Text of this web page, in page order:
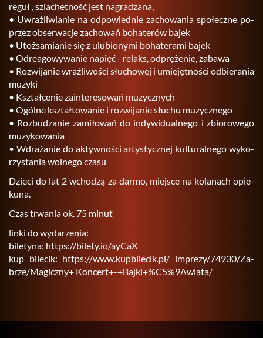
reguł , szla­chet­ność jest na­gra­dza­na,
• Uwraż­li­wia­nie na od­po­wied­nie za­cho­wa­nia spo­łecz­ne po­
przez ob­ser­wa­cje za­cho­wań bo­ha­te­rów bajek
• Utoż­sa­mia­nie się z ulu­bio­ny­mi bo­ha­te­ra­mi bajek
• Od­re­ago­wy­wa­nie na­pięć - re­laks, od­prę­że­nie, za­ba­wa
• Roz­wi­ja­nie wraż­li­wo­ści słu­cho­wej i umie­jęt­no­ści od­bie­ra­nia
mu­zy­ki
• Kształ­ce­nie za­in­te­re­so­wań mu­zycz­nych
• Ogól­ne kształ­to­wa­nie i roz­wi­ja­nie słu­chu mu­zycz­ne­go
• Roz­bu­dza­nie za­mi­ło­wań do in­dy­wi­du­al­ne­go i zbio­ro­we­go
mu­zy­ko­wa­nia
• Wdra­ża­nie do ak­tyw­no­ści ar­ty­stycz­nej kul­tu­ral­ne­go wy­ko­
rzy­sta­nia wol­ne­go czasu
Dzie­ci do lat 2 wcho­dzą za darmo, miej­sce na ko­la­nach opie­
ku­na.
Czas trwa­nia ok. 75 minut
linki do wy­da­rze­nia:
bi­le­ty­na: https://​bilety.​io/​ayCaX
kup bi­le­cik: https://​www.​kupbilecik.​pl/ im­pre­zy/74930/Za­
brze/Ma­gicz­ny+ Kon­cert+-+Bajki+%C5%9A­wia­ta/